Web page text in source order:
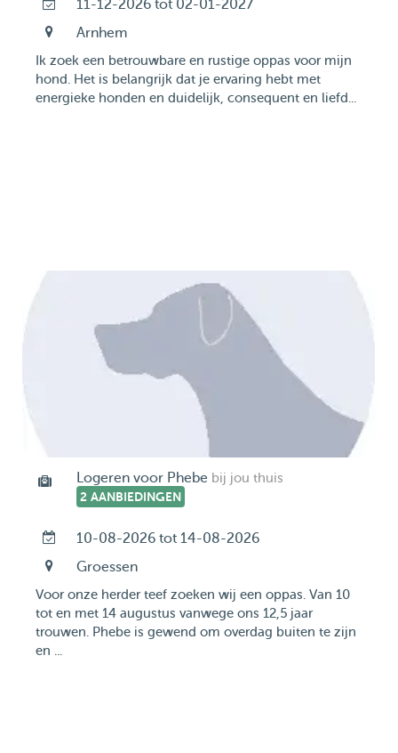
11-12-2026 tot 02-01-2027
Arnhem
Ik zoek een betrouwbare en rustige oppas voor mijn
hond. Het is belangrijk dat je ervaring hebt met
energieke honden en duidelijk, consequent en liefd...
Logeren voor Phebe bij jou thuis
2 AANBIEDINGEN
10-08-2026 tot 14-08-2026
Groessen
Voor onze herder teef zoeken wij een oppas. Van 10
tot en met 14 augustus vanwege ons 12,5 jaar
trouwen. Phebe is gewend om overdag buiten te zijn
en ...